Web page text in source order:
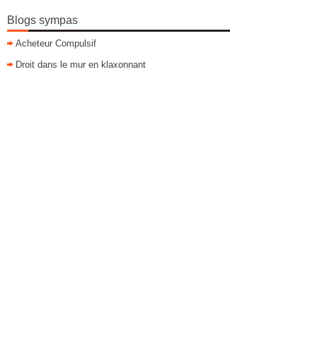
Blogs sympas
Acheteur Compulsif
Droit dans le mur en klaxonnant